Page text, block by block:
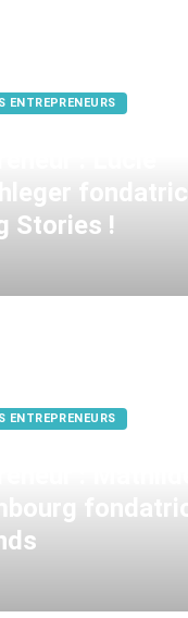
ENTREPRENEURS
Stories !
ENTREPRENEURS